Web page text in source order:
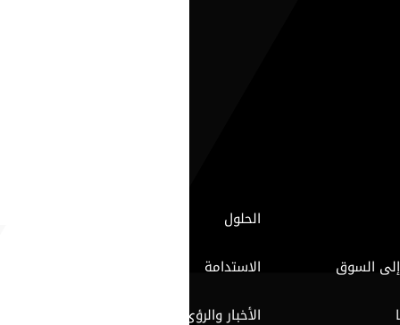
الحلول
السوق
الاستدامة
الأخبار والرؤى